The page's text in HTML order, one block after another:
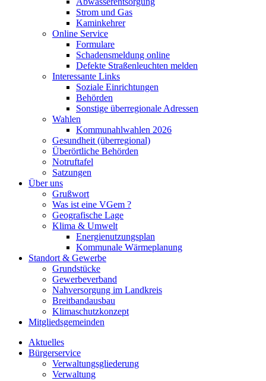
Strom und Gas
Kaminkehrer
Online Service
Formulare
Schadensmeldung online
Defekte Straßenleuchten melden
Interessante Links
Soziale Einrichtungen
Behörden
Sonstige überregionale Adressen
Wahlen
Kommunahlwahlen 2026
Gesundheit (überregional)
Überörtliche Behörden
Notruftafel
Satzungen
Über uns
Grußwort
Was ist eine VGem ?
Geografische Lage
Klima & Umwelt
Energienutzungsplan
Kommunale Wärmeplanung
Standort & Gewerbe
Grundstücke
Gewerbeverband
Nahversorgung im Landkreis
Breitbandausbau
Klimaschutzkonzept
Mitgliedsgemeinden
Aktuelles
Bürgerservice
Verwaltungsgliederung
Verwaltung